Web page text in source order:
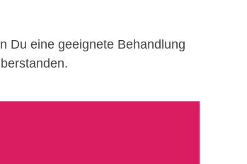
Du eine geeignete Behandlung